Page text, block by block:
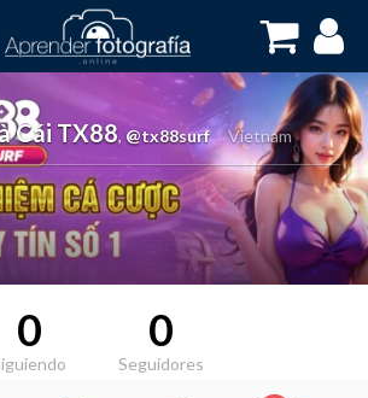
Cái TX88, @tx88surf Vietnam
0 0
Seguidores